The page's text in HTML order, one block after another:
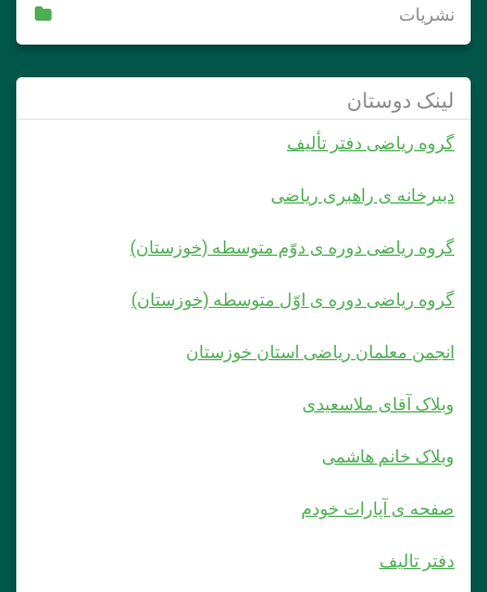
نشریات
لینک دوستان
گروه ریاضی دفتر تألیف
دبیرخانه ی راهبری ریاضی
گروه ریاضی دوره ی دوّم متوسطه (خوزستان)
گروه ریاضی دوره ی اوّل متوسطه (خوزستان)
انجمن معلمان ریاضی استان خوزستان
وبلاک آقای ملاسعیدی
وبلاک خانم هاشمی
صفحه ی آپارات خودم
دفتر تالیف